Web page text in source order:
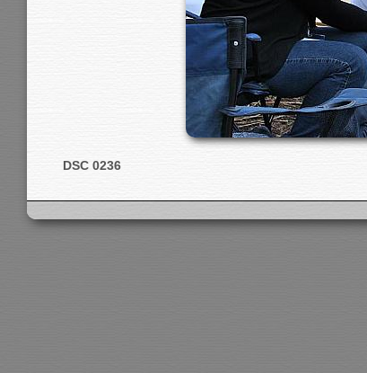
DSC 0236